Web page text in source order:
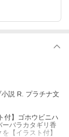
説 R. プラチナ文
付】ゴホウビニハ
バラカタギリ香
【イラスト付】